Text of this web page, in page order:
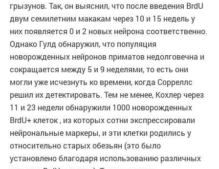
грызунов. Так, он выяснил, что после введения BrdU
двум семилетним макакам через 10 и 15 недель у
них появляется 0 и 2 новых нейрона соответственно.
Однако Гулд обнаружил, что популяция
новорожденных нейронов приматов недолговечна и
сокращается между 5 и 9 неделями, то есть они
могли уже исчезнуть ко времени, когда Сорреллс
решил их детектировать. Тем не менее, Кохлер через
11 и 23 недели обнаружили 1000 новорожденных
BrdU+ клеток , из которых сотни экспрессировали
нейрональные маркеры, и эти клетки родились у
относительно старых обезьян (это было
установлено благодаря использованию различных